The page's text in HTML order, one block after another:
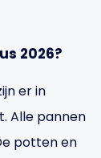
2026?
er in
Alle pannen
potten en